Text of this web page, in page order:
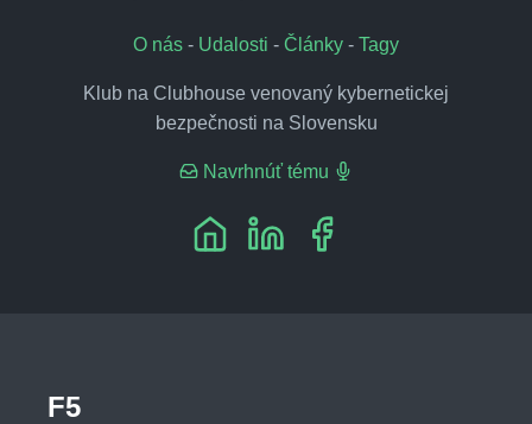
O nás - Udalosti - Články - Tagy
Klub na Clubhouse venovaný kybernetickej
bezpečnosti na Slovensku
Navrhnúť tému
F5